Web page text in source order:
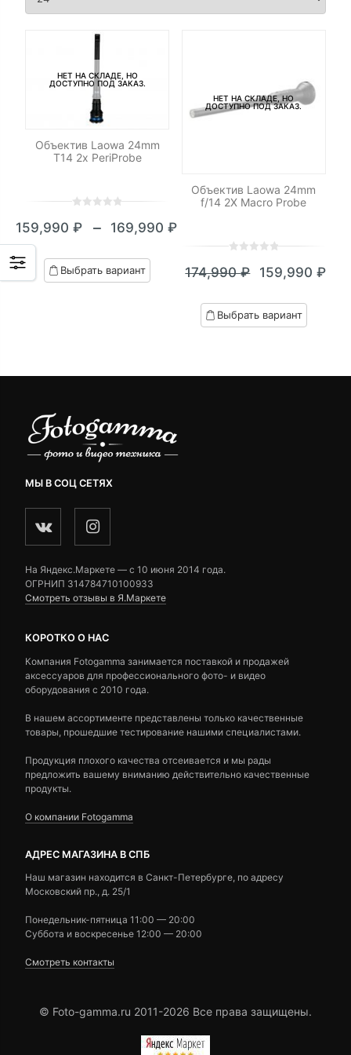
НЕТ НА СКЛАДЕ, НО
ДОСТУПНО ПОД ЗАКАЗ.
Объектив Laowa 24mm
T14 2x PeriProbe
out
based
on
159,990₽ – 169,990₽
Диапазон
цен:
159,990 ₽
Выбрать вариант
НЕТ НА СКЛАДЕ, НО
ДОСТУПНО ПОД ЗАКАЗ.
Объектив Laowa 24mm
f/14 2X Macro Probe
out
based
on
174,990₽
цена
составляла
159,990₽
Текущая
цена:
159,990 ₽.
Выбрать вариант
МЫ В СОЦ СЕТЯХ
На Яндекс.Маркете — c 10 июня 2014 года.
ОГРНИП 314784710100933
Смотреть отзывы в Я.Маркете
КОРОТКО О НАС
Компания Fotogamma занимается поставкой и продажей
аксессуаров для профессионального фото- и видео
оборудования с 2010 года.
В нашем ассортименте представлены только качественные
товары, прошедшие тестирование нашими специалистами.
Продукция плохого качества отсеивается и мы рады
предложить вашему вниманию действительно качественные
продукты.
О компании Fotogamma
АДРЕС МАГАЗИНА В СПБ
Наш магазин находится в Санкт-Петербурге, по адресу
Московский пр., д. 25/1
Понедельник-пятница 11:00 — 20:00
Суббота и воскресенье 12:00 — 20:00
Смотреть контакты
© Foto-gamma.ru 2011-2026 Все права защищены.